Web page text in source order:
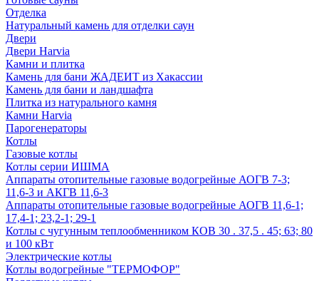
Отделка
Натуральный камень для отделки саун
Двери
Двери Harvia
Камни и плитка
Камень для бани ЖАДЕИТ из Хакассии
Камень для бани и ландшафта
Плитка из натурального камня
Камни Harvia
Парогенераторы
Котлы
Газовые котлы
Котлы серии ИШМА
Аппараты отопительные газовые водогрейные АОГВ 7-3;
11,6-3 и АКГВ 11,6-3
Аппараты отопительные газовые водогрейные АОГВ 11,6-1;
17,4-1; 23,2-1; 29-1
Котлы с чугунным теплообменником КОВ 30 . 37,5 . 45; 63; 80
и 100 кВт
Электрические котлы
Котлы водогрейные "ТЕРМОФОР"